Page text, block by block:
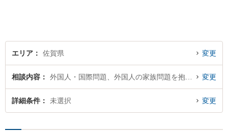
エリア 佐賀県 変更
相談内容 変更
詳細条件 未選択 変更